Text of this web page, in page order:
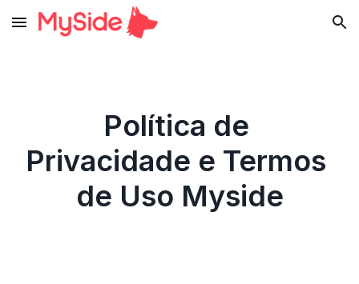
Skip to main content Skip to navigation
Política de
Privacidade e Termos
de Uso Myside